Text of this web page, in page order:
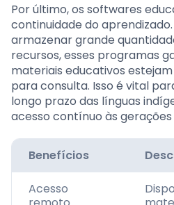
Por último, os softwares
continuidade do
armazenar grande
recursos, esses programas
materiais educativos
para consulta. Isso é vital
longo prazo das línguas
acesso contínuo às
Benefícios
Acesso